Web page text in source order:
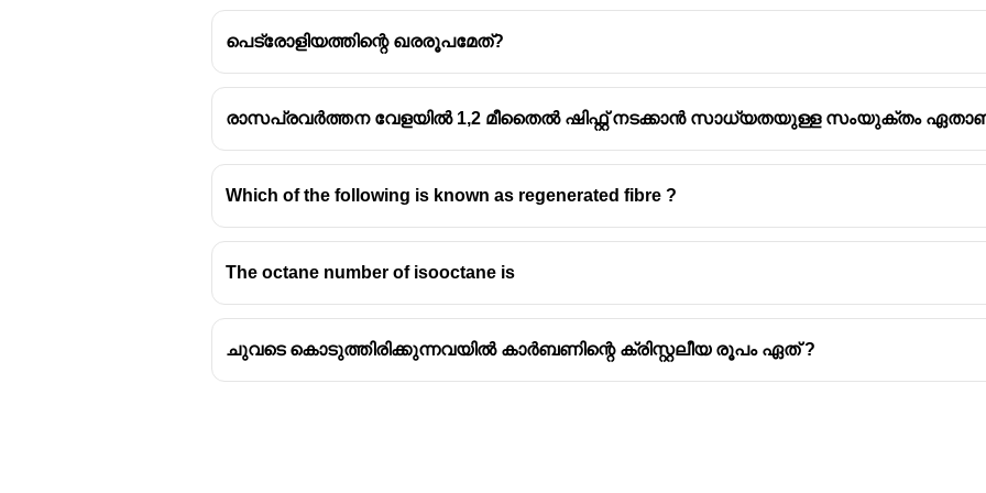
പ്രകൃതിദത്ത റബ്ബർ എന്നത് ഒരു പ്രകൃതിദത്ത പോളിമർ (natural polymer) ആണ്.
എന്നാണ്.
(polyisoprene) എന്നും അറിയപ്പെടുന്നു.
പെട്രോളിയത്തിന്റെ ഖരരൂപമേത്?
രാസപ്രവർത്തന വേളയിൽ 1,2 മീതൈൽ ഷിഫ്റ്റ്‌ നടക്കാൻ സാധ്യതയുള്ള സംയുക്തം
Which of the following is known as regenerated fibre ?
The octane number of isooctane is
ചുവടെ കൊടുത്തിരിക്കുന്നവയിൽ കാർബണിന്റെ ക്രിസ്റ്റലീയ രൂപം ഏത് ?